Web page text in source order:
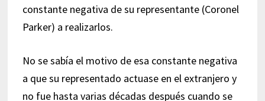
constante negativa de su representante (Coronel
Parker) a realizarlos.
No se sabía el motivo de esa constante negativa
a que su representado actuase en el extranjero y
no fue hasta varias décadas después cuando se